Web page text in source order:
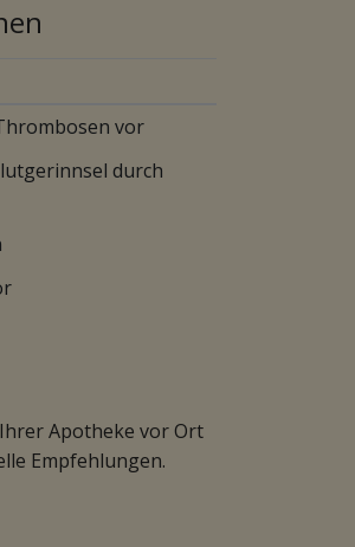
vor
durch
Apotheke vor Ort
Empfehlungen.